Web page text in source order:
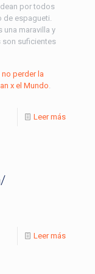
por todos
de espagueti.
una maravilla y
son suficientes
perder la
x el Mundo
Leer más
Leer más